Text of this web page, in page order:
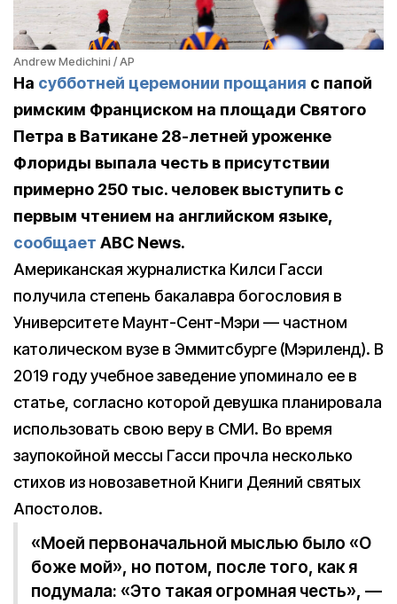
Andrew Medichini / AP
На субботней церемонии прощания с папой
римским Франциском на площади Святого
Петра в Ватикане 28-летней уроженке
Флориды выпала честь в присутствии
примерно 250 тыс. человек выступить с
первым чтением на английском языке,
сообщает ABC News.
Американская журналистка Килси Гасси
получила степень бакалавра богословия в
Университете Маунт-Сент-Мэри — частном
католическом вузе в Эммитсбурге (Мэриленд). В
2019 году учебное заведение упоминало ее в
статье, согласно которой девушка планировала
использовать свою веру в СМИ. Во время
заупокойной мессы Гасси прочла несколько
стихов из новозаветной Книги Деяний святых
Апостолов.
«Моей первоначальной мыслью было «О
боже мой», но потом, после того, как я
подумала: «Это такая огромная честь», —